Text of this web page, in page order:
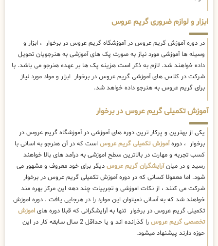
ابزار و لوازم ضروری گریم عروس
در دوره آموزش گریم عروس در آموزشگاه گریم عروس در برخوار ، ابزار و
وسیله ها آموزشی مورد نیاز به صورت پک های آموزشی به هنرجویان تحویل
داده خواهند شد. لازم به ذکر است هزینه پک ها بر عهده هنرجو می باشد. با
شرکت در کلاس های آموزشی گریم عروس در برخوار ابزار و مواد مورد نیاز
برای گریم عروس به هنرجو داده خواهد شد.
آموزش تکمیلی گریم عروس در برخوار
یکی از بهترین و پرکار ترین دوره های آموزشی در آموزشگاه گریم عروس در
برخوار ، دورهآموزش تکمیلی گریم عروس است که در آن هنرجو به اسانی با
کسب تجربه و مهارت در بالاترین سطح اموزشی به درآمد های بالا خواهند
رسید و در میانآرایشگران گریم عروس دیگر برای خود معروف و مشهور می
شود. اما معمولا کسانی که در دوره آموزش تکمیلی گریم عروس در برخوار
شرکت می کنند ، از نکات اموزشی و تجربیات چند دهه این مرکز بهره مند
خواهند شد که به آسانی نمیتوان این موارد را در هرجایی یافت . دوره اموزش
تکمیلی گریم عروس در برخوار تنها به آرایشگرانی که قبلا دوره های اموزش
تخصصی گریم عروس
را گذرانده اند و یا حداقل 2 سال سابقه کار در این
حوزه دارند پیشنهاد میشود.